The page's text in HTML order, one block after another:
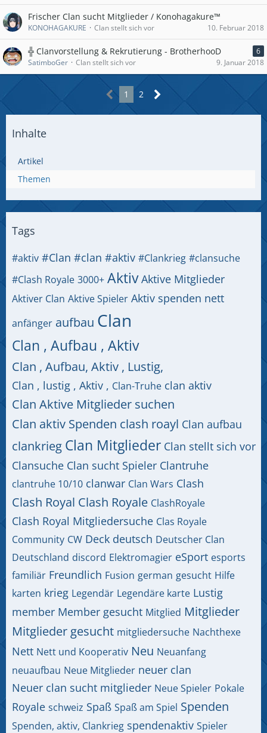
Frischer Clan sucht Mitglieder / Konohagakure™
KONOHAGAKURE Clan stellt sich vor 10. Februar 2018
╬ Clanvorstellung & Rekrutierung - BrotherhooD
6
SatimboGer
Clan stellt sich vor 9. Januar 2018
1 2
Inhalte
Artikel
Themen
Tags
#aktiv #Clan #clan #aktiv #Clankrieg #clansuche
#Clash Royale 3000+ Aktiv Aktive Mitglieder
Aktiver Clan Aktive Spieler Aktiv spenden nett
anfänger aufbau Clan
Clan , Aufbau , Aktiv
Clan , Aufbau, Aktiv , Lustig,
Clan , lustig , Aktiv , Clan-Truhe clan aktiv
Clan Aktive Mitglieder suchen
Clan aktiv Spenden clash roayl Clan aufbau
clankrieg Clan Mitglieder Clan stellt sich vor
Clansuche Clan sucht Spieler Clantruhe
clantruhe 10/10 clanwar Clan Wars Clash
Clash Royal Clash Royale ClashRoyale
Clash Royal Mitgliedersuche Clas Royale
Community CW Deck deutsch Deutscher Clan
Deutschland discord Elektromagier eSport esports
familiär Freundlich Fusion german gesucht Hilfe
karten krieg Legendär Legendäre karte Lustig
member Member gesucht Mitglied Mitglieder
Mitglieder gesucht mitgliedersuche Nachthexe
Nett Nett und Kooperativ Neu Neuanfang
neuaufbau Neue Mitglieder neuer clan
Neuer clan sucht mitglieder Neue Spieler Pokale
Royale schweiz Spaß Spaß am Spiel Spenden
Spenden, aktiv, Clankrieg spendenaktiv Spieler